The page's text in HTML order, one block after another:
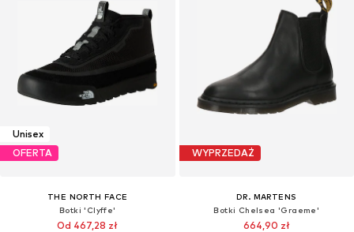
Unisex
OFERTA
THE NORTH FACE
Botki 'Clyffe'
Od 467,28 zł
WYPRZEDAŻ
DR. MARTENS
Botki Chelsea 'Graeme'
664,90 zł